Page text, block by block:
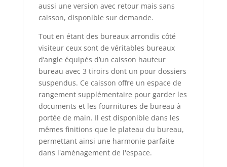
aussi une version avec retour mais sans
caisson, disponible sur demande.
Tout en étant des bureaux arrondis côté
visiteur ceux sont de véritables bureaux
d’angle équipés d’un caisson hauteur
bureau avec 3 tiroirs dont un pour dossiers
suspendus. Ce caisson offre un espace de
rangement supplémentaire pour garder les
documents et les fournitures de bureau à
portée de main. Il est disponible dans les
mêmes finitions que le plateau du bureau,
permettant ainsi une harmonie parfaite
dans l'aménagement de l'espace.